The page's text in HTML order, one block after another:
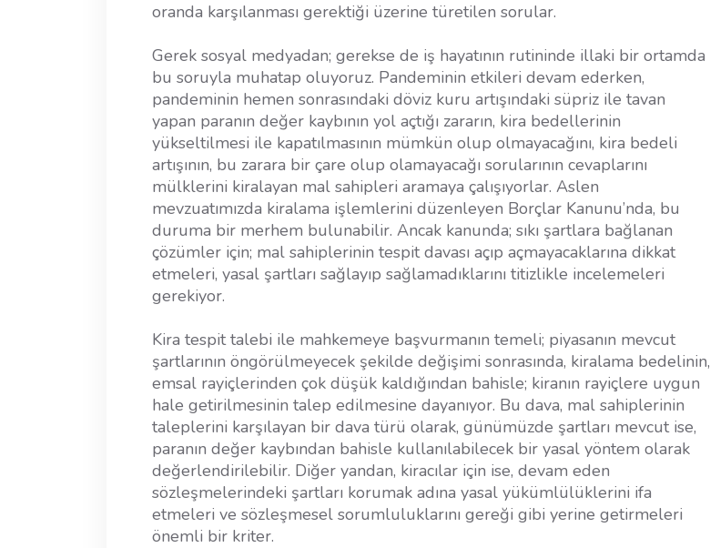
oranda karşılanması gerektiği üzerine türetilen sorular.
Gerek sosyal medyadan; gerekse de iş hayatının rutininde illaki bir ortamda
bu soruyla muhatap oluyoruz. Pandeminin etkileri devam ederken,
pandeminin hemen sonrasındaki döviz kuru artışındaki süpriz ile tavan
yapan paranın değer kaybının yol açtığı zararın, kira bedellerinin
yükseltilmesi ile kapatılmasının mümkün olup olmayacağını, kira bedeli
artışının, bu zarara bir çare olup olamayacağı sorularının cevaplarını
mülklerini kiralayan mal sahipleri aramaya çalışıyorlar. Aslen
mevzuatımızda kiralama işlemlerini düzenleyen Borçlar Kanunu’nda, bu
duruma bir merhem bulunabilir. Ancak kanunda; sıkı şartlara bağlanan
çözümler için; mal sahiplerinin tespit davası açıp açmayacaklarına dikkat
etmeleri, yasal şartları sağlayıp sağlamadıklarını titizlikle incelemeleri
gerekiyor.
Kira tespit talebi ile mahkemeye başvurmanın temeli; piyasanın mevcut
şartlarının öngörülmeyecek şekilde değişimi sonrasında, kiralama bedelinin,
emsal rayiçlerinden çok düşük kaldığından bahisle; kiranın rayiçlere uygun
hale getirilmesinin talep edilmesine dayanıyor. Bu dava, mal sahiplerinin
taleplerini karşılayan bir dava türü olarak, günümüzde şartları mevcut ise,
paranın değer kaybından bahisle kullanılabilecek bir yasal yöntem olarak
değerlendirilebilir. Diğer yandan, kiracılar için ise, devam eden
sözleşmelerindeki şartları korumak adına yasal yükümlülüklerini ifa
etmeleri ve sözleşmesel sorumluluklarını gereği gibi yerine getirmeleri
önemli bir kriter.